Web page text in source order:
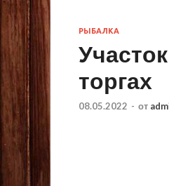
РЫБАЛКА
торгах
08.05.2022 - от